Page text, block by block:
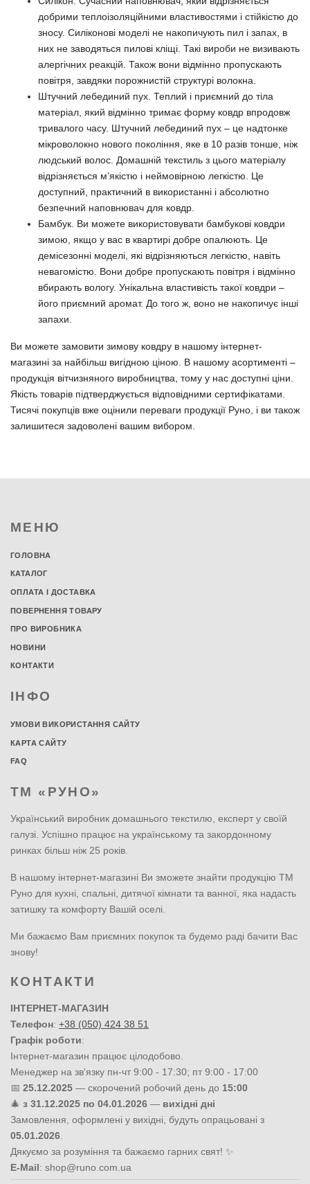
добрими теплоізоляційними властивостями і стійкістю до
зносу. Силіконові моделі не накопичують пил і запах, в
них не заводяться пилові кліщі. Такі вироби не визивають
алергічних реакцій. Також вони відмінно пропускають
повітря, завдяки порожнистій структурі волокна.
Штучний лебединий пух. Теплий і приємний до тіла
матеріал, який відмінно тримає форму ковдр впродовж
тривалого часу. Штучний лебединий пух – це надтонке
мікроволокно нового покоління, яке в 10 разів тонше, ніж
людський волос. Домашній текстиль з цього матеріалу
відрізняється м’якістю і неймовірною легкістю. Це
доступний, практичний в використанні і абсолютно
безпечний наповнювач для ковдр.
Бамбук. Ви можете використовувати бамбукові ковдри
зимою, якщо у вас в квартирі добре опалюють. Це
демісезонні моделі, які відрізняються легкістю, навіть
невагомістю. Вони добре пропускають повітря і відмінно
вбирають вологу. Унікальна властивість такої ковдри –
його приємний аромат. До того ж, воно не накопичує інші
запахи.
Ви можете замовити зимову ковдру в нашому інтернет-
магазині за найбільш вигідною ціною. В нашому асортименті –
продукція вітчизняного виробництва, тому у нас доступні ціни.
Якість товарів підтверджується відповідними сертифікатами.
Тисячі покупців вже оцінили переваги продукції Руно, і ви також
залишитеся задоволені вашим вибором.
МЕНЮ
ГОЛОВНА
КАТАЛОГ
ОПЛАТА І ДОСТАВКА
ПОВЕРНЕННЯ ТОВАРУ
ПРО ВИРОБНИКА
НОВИНИ
КОНТАКТИ
ІНФО
УМОВИ ВИКОРИСТАННЯ САЙТУ
КАРТА САЙТУ
FAQ
ТМ «РУНО»
Український виробник домашнього текстилю, експерт у своїй
галузі. Успішно працює на українському та закордонному
ринках більш ніж 25 років.
В нашому інтернет-магазині Ви зможете знайти продукцію ТМ
Руно для кухні, спальні, дитячої кімнати та ванної, яка надасть
затишку та комфорту Вашій оселі.
Ми бажаємо Вам приємних покупок та будемо раді бачити Вас
знову!
КОНТАКТИ
ІНТЕРНЕТ-МАГАЗИН
Телефон: +38 (050) 424 38 51
Графік роботи:
Інтернет-магазин працює цілодобово.
Менеджер на зв'язку пн-чт 9:00 - 17:30; пт 9:00 - 17:00
📅 25.12.2025 — скорочений робочий день до 15:00
🎄 з 31.12.2025 по 04.01.2026 — вихідні дні
Замовлення, оформлені у вихідні, будуть опрацьовані з
05.01.2026
Дякуємо за розуміння та бажаємо гарних свят! ✨
E-Mail: shop@runo.com.ua